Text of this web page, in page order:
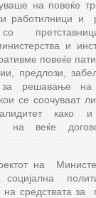
на повеќе
работилници и
со
и
повеќе
предлози,
за решавање на
се соочуваат
како
на веќе
на
средствата за